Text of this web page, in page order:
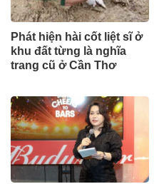
Phát hiện hài cốt liệt sĩ ở
khu đất từng là nghĩa
trang cũ ở Cần Thơ